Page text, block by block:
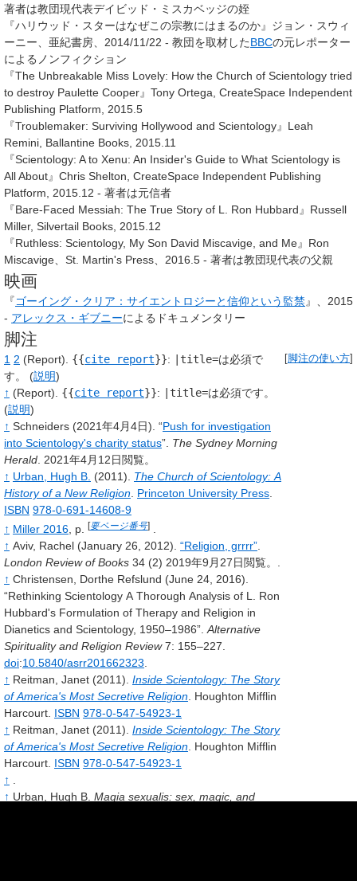
著者は教団現代表デイビッド・ミスカベッジの姪
『ハリウッド・スターはなぜこの宗教にはまるのか』ジョン・スウィ
ーニー、亜紀書房、2014/11/22 - 教団を取材したBBCの元レポーター
によるノンフィクション
『The Unbreakable Miss Lovely: How the Church of Scientology tried
to destroy Paulette Cooper』Tony Ortega, CreateSpace Independent
Publishing Platform, 2015.5
『Troublemaker: Surviving Hollywood and Scientology』Leah
Remini, Ballantine Books, 2015.11
『Scientology: A to Xenu: An Insider's Guide to What Scientology is
All About』Chris Shelton, CreateSpace Independent Publishing
Platform, 2015.12 - 著者は元信者
『Bare-Faced Messiah: The True Story of L. Ron Hubbard』Russell
Miller, Silvertail Books, 2015.12
『Ruthless: Scientology, My Son David Miscavige, and Me』Ron
Miscavige、St. Martin's Press、2016.5 - 著者は教団現代表の父親
映画
『ゴーイング・クリア：サイエントロジーと信仰という監禁』、2015
- アレックス・ギブニーによるドキュメンタリー
脚注
脚注の使い方
1 2 (Report). {{cite report}}: title=は必須で
す。 (説明)
↑ (Report). {{cite report}}: title=は必須です。
(説明)
↑ Schneiders (2021年4月4日). “Push for investigation
into Scientology's charity status”. The Sydney Morning
Herald 2021年4月12日閲覧。
↑ Urban, Hugh B. (2011).
The Church of Scientology: A
History of a New Religion Princeton University Press
ISBN 978-0-691-14608-9
↑ Miller 2016 , p. [要ページ番号]
↑ Aviv, Rachel (January 26, 2012). “Religion, grrrr”
London Review of Books 34 (2) 2019年9月27日閲覧。
↑ Christensen, Dorthe Refslund (June 24, 2016).
“Rethinking Scientology A Thorough Analysis of L. Ron
Hubbard's Formulation of Therapy and Religion in
Dianetics and Scientology, 1950–1986”. Alternative
Spirituality and Religion Review 7: 155–227.
doi:10.5840/asrr201662323
↑ Reitman, Janet (2011). Inside Scientology: The Story
of America's Most Secretive Religion Houghton Mifflin
Harcourt. ISBN 978-0-547-54923-1
↑ Reitman, Janet (2011). Inside Scientology: The Story
of America's Most Secretive Religion Houghton Mifflin
Harcourt. ISBN 978-0-547-54923-1
↑
↑ Urban, Hugh B. Magia sexualis: sex, magic, and